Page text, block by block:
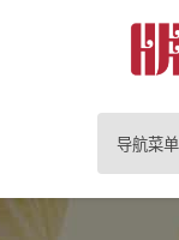
导航菜单